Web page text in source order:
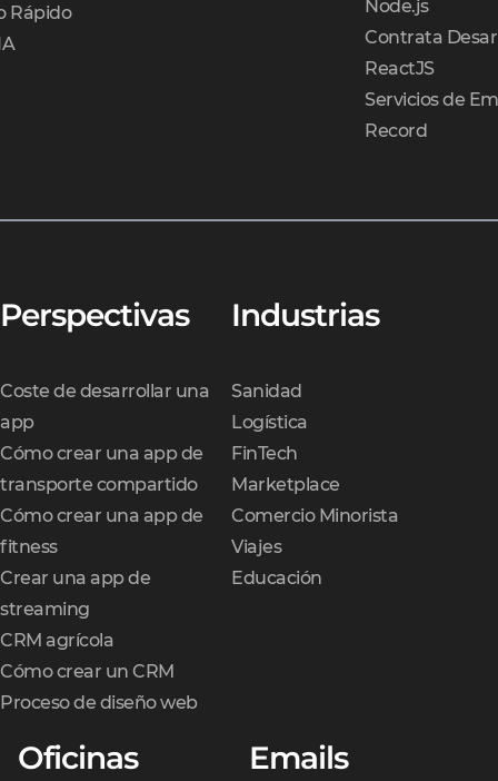
Rápido
Node.js
Contrata
ReactJS
Servicios de
Record
Perspectivas
Coste de desarrollar una
app
Cómo crear una app de
transporte compartido
Cómo crear una app de
fitness
Crear una app de
streaming
CRM agrícola
Cómo crear un CRM
Proceso de diseño web
Industrias
Sanidad
Logística
FinTech
Marketplace
Comercio Minorista
Viajes
Educación
Oficinas Emails